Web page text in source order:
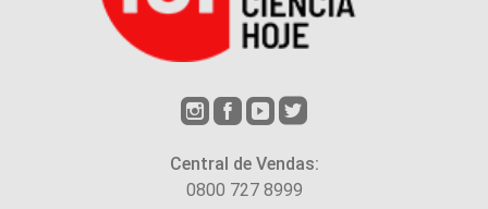
Central de Vendas:
0800 727 8999